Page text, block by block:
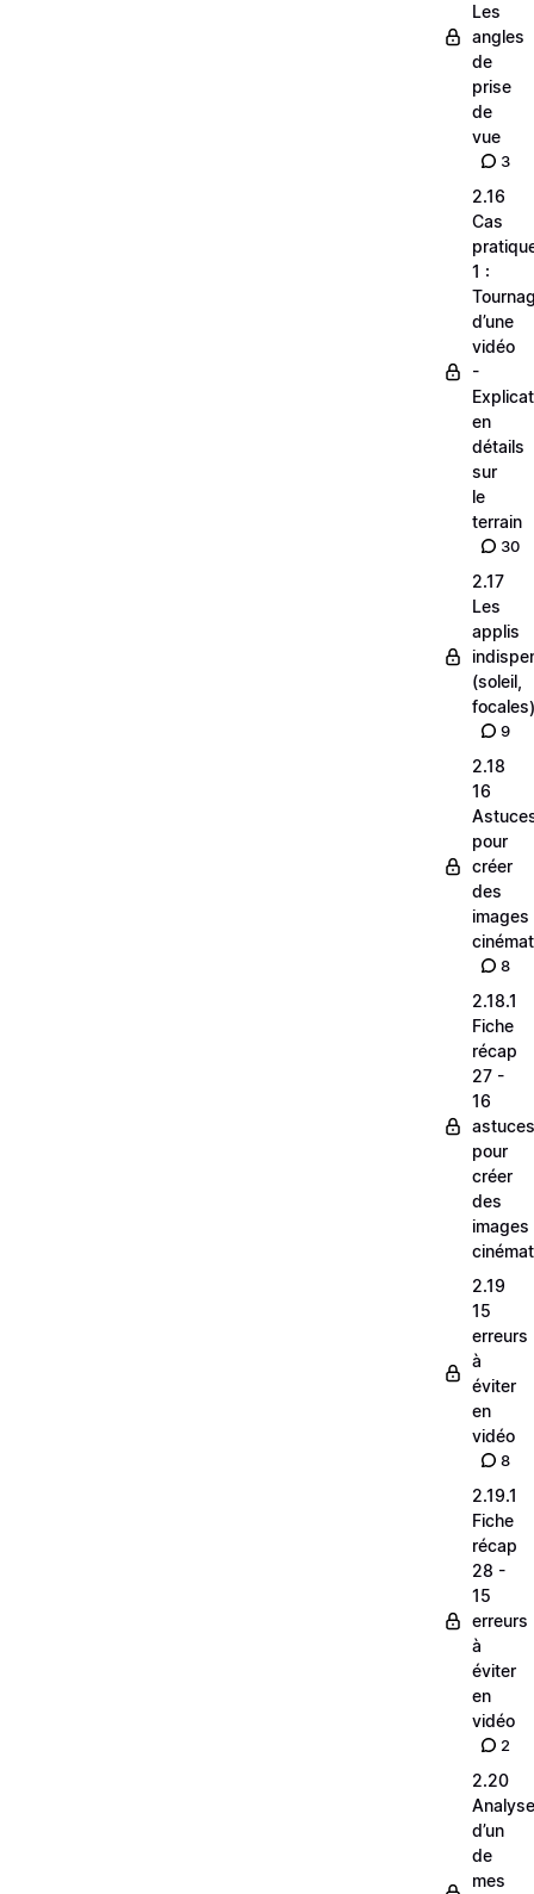
Les
angles
de
prise
de
vue
3
2.16
Cas
1 :
d’une
vidéo
-
en
détails
sur
le
terrain
30
2.17
Les
applis
(soleil,
focales)
9
2.18
16
pour
créer
des
images
8
2.18.1
Fiche
récap
27 -
16
astuces
pour
créer
des
images
2.19
15
erreurs
à
éviter
en
vidéo
8
2.19.1
Fiche
récap
28 -
15
erreurs
à
éviter
en
vidéo
2
2.20
Analyse
d’un
de
mes